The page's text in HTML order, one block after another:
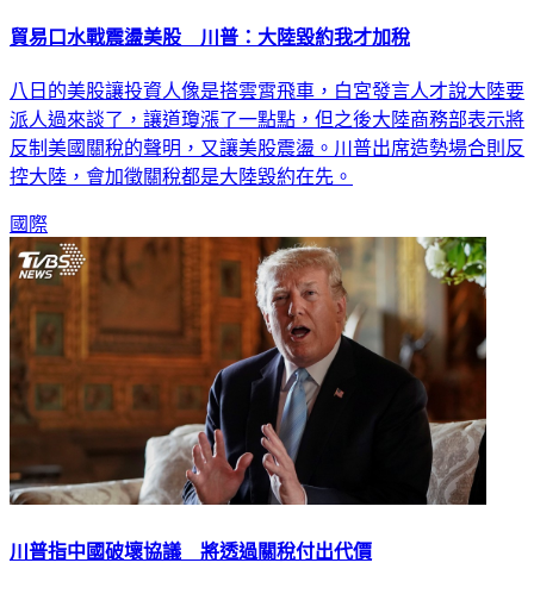
貿易口水戰震盪美股 川普：大陸毀約我才加稅
八日的美股讓投資人像是搭雲霄飛車，白宮發言人才說大陸要
派人過來談了，讓道瓊漲了一點點，但之後大陸商務部表示將
反制美國關稅的聲明，又讓美股震盪。川普出席造勢場合則反
控大陸，會加徵關稅都是大陸毀約在先。
國際
川普指中國破壞協議 將透過關稅付出代價